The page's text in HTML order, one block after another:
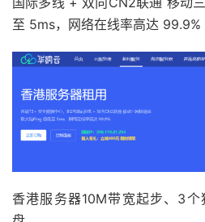
至 5ms，网络在线率高达 99.9%
香港服务器10M带宽起步、3